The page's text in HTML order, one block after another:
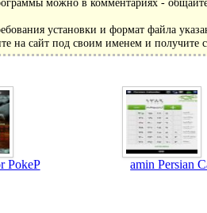
установки и формат файла
на сайт под своим именем и получите
PokeP amin Persian